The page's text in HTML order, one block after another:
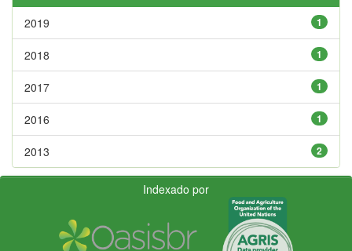
1
2019
1
2018
1
2017
1
2016
2
2013
Indexado por